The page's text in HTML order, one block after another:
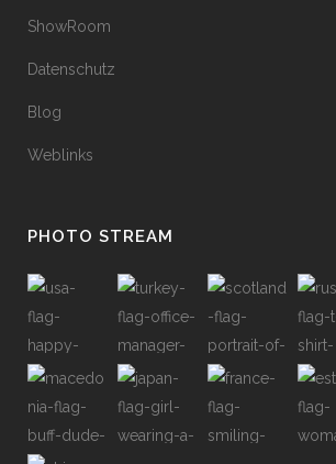
ShowRoom
Datenschutz
Blog
Weblinks
PHOTO STREAM